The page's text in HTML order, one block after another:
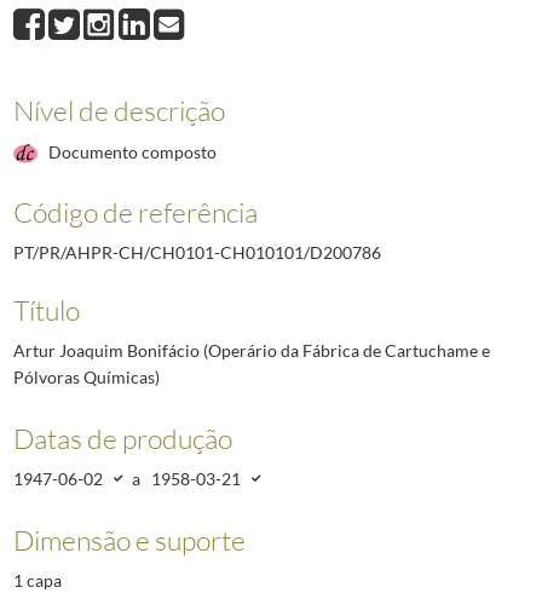
D200786 Artur Joaquim Bonifácio (Operário da Fábrica de Cartuchame e
D200787 Manuel Pinto de Azevedo (Industrial têxtil, do Porto)
D200789
Jaime Raúl do Nascimento (Encarregado da estiva da "Sociedade
António Ferreira de Castro (Caixa da "Sociedade E. Pinto Basto &
D200791 Manuel de Sousa Respeita (Operário da Indústria de Lanifícios, de
D211817 Arnaldo dos Santos Malho (Professor da Escola Industria e
Nível de descrição
Documento composto
Código de referência
PT/PR/AHPR-CH/CH0101-CH010101/D200786
Título
Artur Joaquim Bonifácio (Operário da Fábrica de Cartuchame e
Pólvoras Químicas)
Datas de produção
1947-06-02 a 1958-03-21
Dimensão e suporte
1 capa